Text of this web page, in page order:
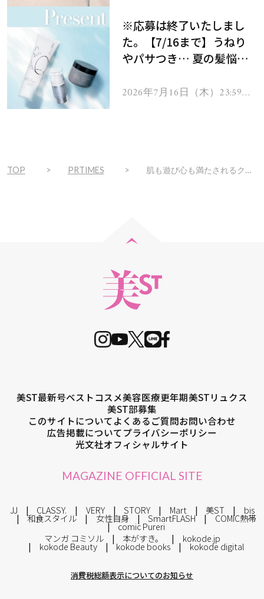
※応募は終了いたしまし
た。【7/16まで】うねり
やパサつき… 夏の髪悩み
ムを13名様にプレゼン
2026年7月16日（木）23:59ま
TOP PRTIMES 肌も遊び心も満たされるクリスマスコフレ。2022 HACCI Holiday、10月28日(金) より限定発売。
美ST最新号ベストコスメ美容医療更年期美STリュクス
美ST部募集
このサイトについてよくあるご質問お問い合わせ
広告掲載についてプライバシーポリシー
光文社オフィシャルサイト
MAGAZINE OFFICIAL SITE
JJ CLASSY. VERY STORY Mart 美ST bis
和食スタイル 女性自身 SmartFLASH COMIC熱帯
comic Pureri
マンガ コミソル
本がすき。 kokode.jp
kokode Beauty kokode books kokode digital
消費税総額表示についてのお知らせ